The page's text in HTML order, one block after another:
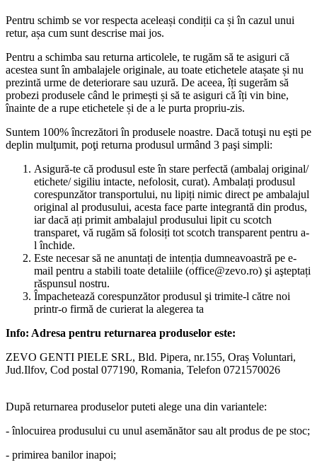
Pentru schimb se vor respecta aceleași condiții ca și în cazul unui
retur, așa cum sunt descrise mai jos.
Pentru a schimba sau returna articolele, te rugăm să te asiguri că
acestea sunt în ambalajele originale, au toate etichetele atașate și nu
prezintă urme de deteriorare sau uzură. De aceea, îți sugerăm să
probezi produsele când le primești și să te asiguri că îți vin bine,
înainte de a rupe etichetele și de a le purta propriu-zis.
Suntem 100% încrezători în produsele noastre. Dacă totuşi nu eşti pe
deplin mulţumit, poţi returna produsul urmând 3 paşi simpli:
Asigură-te că produsul este în stare perfectă (ambalaj original/
etichete/ sigiliu intacte, nefolosit, curat). Ambalați produsul
corespunzător transportului, nu lipiți nimic direct pe ambalajul
original al produsului, acesta face parte integrantă din produs,
iar dacă ați primit ambalajul produsului lipit cu scotch
transparet, vă rugăm să folosiți tot scotch transparent pentru a-
l închide.
Este necesar să ne anuntați de intenția dumneavoastră pe e-
mail pentru a stabili toate detaliile (office@zevo.ro) şi aşteptați
răspunsul nostru.
Împachetează corespunzător produsul şi trimite-l către noi
printr-o firmă de curierat la alegerea ta
Info: Adresa pentru returnarea produselor este:
ZEVO GENTI PIELE SRL, Bld. Pipera, nr.155, Oraș Voluntari,
Jud.Ilfov, Cod postal 077190, Romania, Telefon 0721570026
După returnarea produselor puteti alege una din variantele:
- înlocuirea produsului cu unul asemănător sau alt produs de pe stoc;
- primirea banilor inapoi;